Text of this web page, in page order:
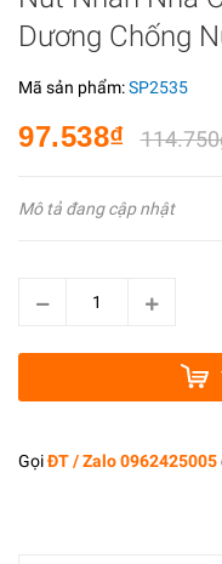
Dương Chống
Mã sản phẩm:SP2535
97.538₫
Mô tả đang cập nhật
GọiĐT / Zalo 0962425005